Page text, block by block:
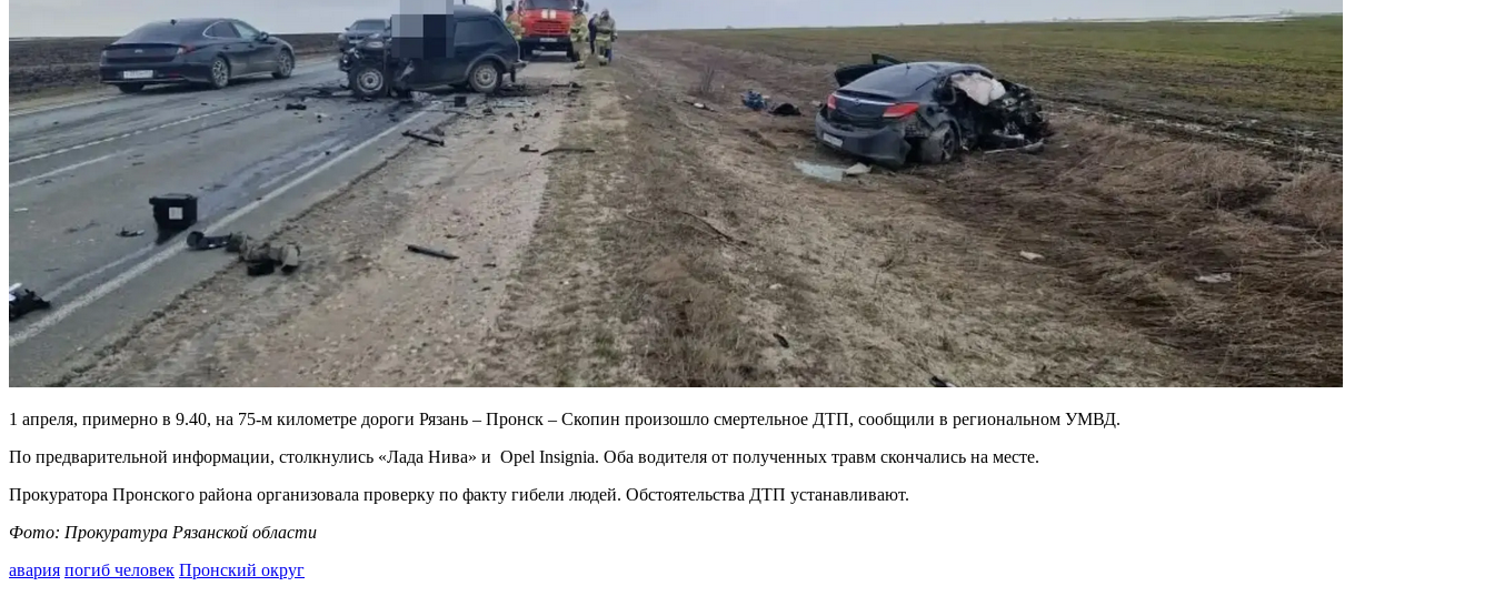
1 апреля, примерно в 9.40, на 75-м километре дороги Рязань – Пронск – Скопин произошло смертельное ДТП, сообщили в региональном УМВД.
По предварительной информации, столкнулись «Лада Нива» и Opel Insignia. Оба водителя от полученных травм скончались на месте.
Прокуратора Пронского района организовала проверку по факту гибели людей. Обстоятельства ДТП устанавливают.
Фото: Прокуратура Рязанской области
авария погиб человек Пронский округ